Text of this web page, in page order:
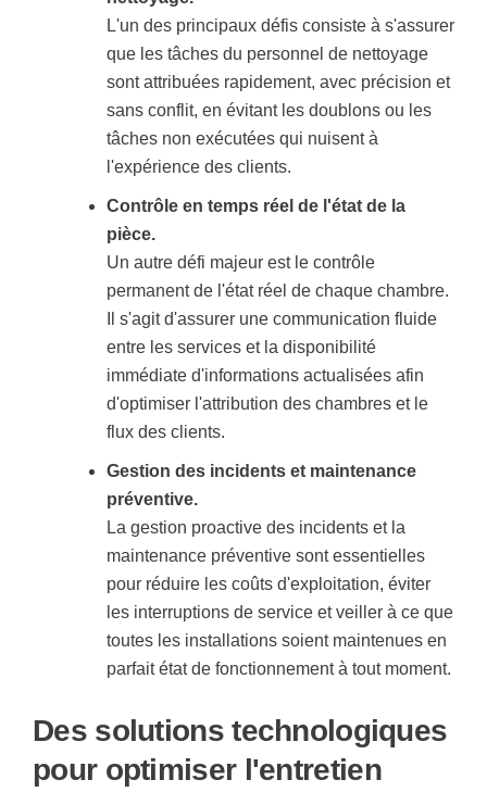
L'un des principaux défis consiste à s'assurer
que les tâches du personnel de nettoyage
sont attribuées rapidement, avec précision et
sans conflit, en évitant les doublons ou les
tâches non exécutées qui nuisent à
l'expérience des clients.
Contrôle en temps réel de l'état de la
pièce.
Un autre défi majeur est le contrôle
permanent de l'état réel de chaque chambre.
Il s'agit d'assurer une communication fluide
entre les services et la disponibilité
immédiate d'informations actualisées afin
d'optimiser l'attribution des chambres et le
flux des clients.
Gestion des incidents et maintenance
préventive.
La gestion proactive des incidents et la
maintenance préventive sont essentielles
pour réduire les coûts d'exploitation, éviter
les interruptions de service et veiller à ce que
toutes les installations soient maintenues en
parfait état de fonctionnement à tout moment.
Des solutions technologiques
pour optimiser l'entretien